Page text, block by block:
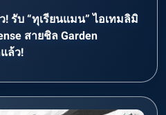
! รับ “ทุเรียนแมน” ไอเทมลิมิ
สายชิล Garden
ล้ว!